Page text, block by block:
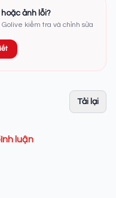
ảnh lỗi?
kiểm tra và chỉnh sửa
Tải lại
luận